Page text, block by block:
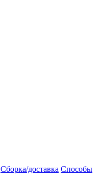
Сборка/доставка Способы